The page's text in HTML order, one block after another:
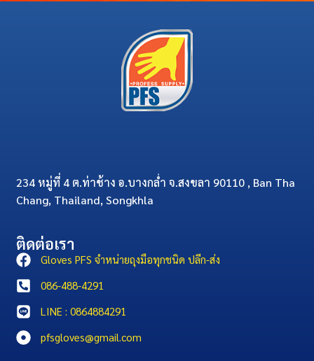
234 หมู่ที่ 4 ต.ท่าช้าง อ.บางกล่ำ จ.สงขลา 90110 , Ban Tha
Chang, Thailand, Songkhla
ติดต่อเรา
Gloves PFS จำหน่ายถุงมือทุกชนิด ปลีก-ส่ง
086-488-4291
LINE : 0864884291
pfsgloves@gmail.com